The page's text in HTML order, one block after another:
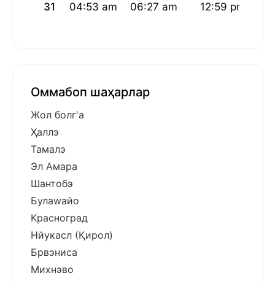
31 04:53 am 06:27 am 12:59 pm
Оммабоп шаҳарлар
Жол болг'а
Ҳаллэ
Тамалэ
Эл Амара
Шантобэ
Булаwайо
Красноград
Нйукасл (Қирол)
Брвэниcа
Михнэво